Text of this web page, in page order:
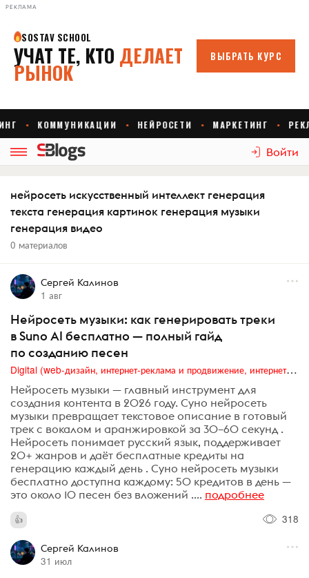
РЕКЛАМА
Войти
нейросеть искусственный интеллект генерация
текста генерация картинок генерация музыки
генерация видео
0 материалов
Сергей Калинов
1 авг
Нейросеть музыки: как генерировать треки
в Suno AI бесплатно — полный гайд
по созданию песен
Digital (web-дизайн, интернет-реклама и продвижение, интернет-сообщества и блоги, интернет-коммуникации, мобильный маркетинг, реклама на цифровых экранах)
Нейросеть музыки — главный инструмент для
создания контента в 2026 году. Суно нейросеть
музыки превращает текстовое описание в готовый
трек с вокалом и аранжировкой за 30–60 секунд .
Нейросеть понимает русский язык, поддерживает
20+ жанров и даёт бесплатные кредиты на
генерацию каждый день . Суно нейросеть музыки
бесплатно доступна каждому: 50 кредитов в день —
это около 10 песен без вложений .... подробнее
318
Сергей Калинов
31 июл